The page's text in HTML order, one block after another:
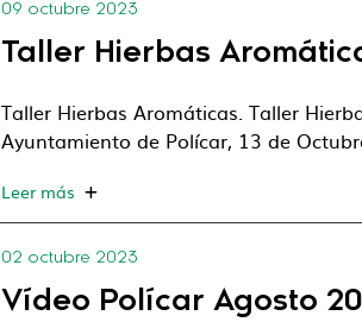
09 octubre 2023
Taller Hierbas
Taller Hierbas Aromáticas. Taller
Ayuntamiento de Polícar, 13 de
Leer más
02 octubre 2023
Vídeo Polícar Agosto